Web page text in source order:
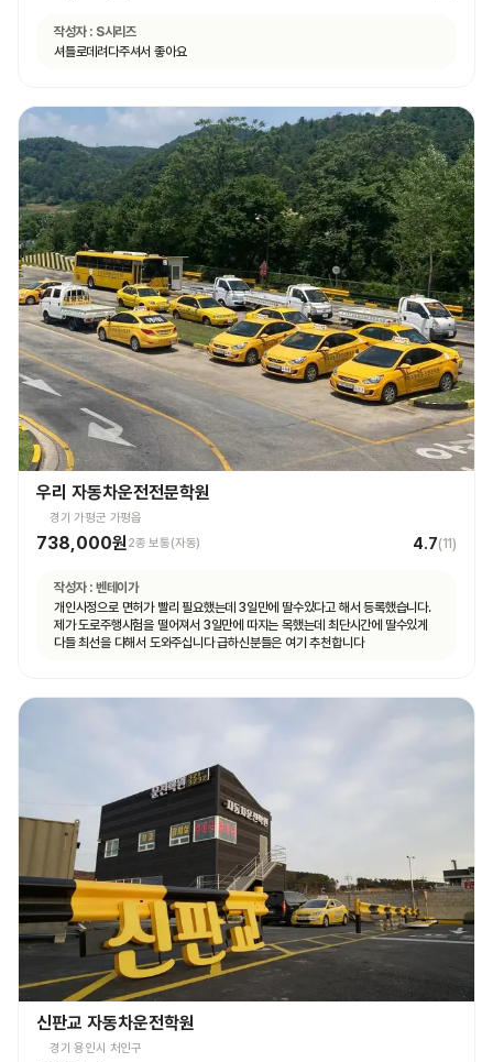
작성자 : S시리즈
셔틀로데려다주셔서 좋아요
우리 자동차운전전문학원
경기 가평군 가평읍
738,000원2종 보통(자동) 4.7(11)
작성자 : 벤테이가
개인사정으로 면허가 빨리 필요했는데 3일만에 딸수있다고 해서 등록했습니다.
제가 도로주행시험을 떨어져서 3일만에 따지는 목했는데 최단시간에 딸수있게
다들 최선을 다해서 도와주십니다 급하신분들은 여기 추천합니다
신판교 자동차운전학원
경기 용인시 처인구